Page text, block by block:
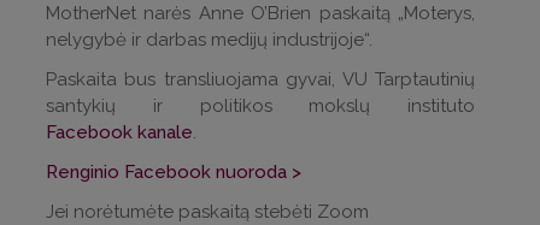
MotherNet narės Anne O’Brien paskaitą „Moterys,
nelygybė ir darbas medijų industrijoje“.
Paskaita bus transliuojama gyvai, VU Tarptautinių
santykių ir politikos mokslų instituto
Facebook kanale.
Renginio Facebook nuoroda >
Jei norėtumėte paskaitą stebėti Zoom